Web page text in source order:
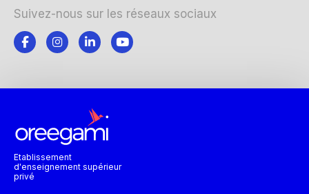
Suivez-nous sur les réseaux sociaux
Etablissement
d'enseignement supérieur
privé